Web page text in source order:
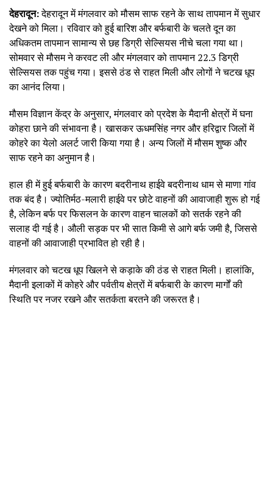
देहरादून:देहरादून में मंगलवार को मौसम साफ रहने के साथ तापमान में सुधार
देखने को मिला। रविवार को हुई बारिश और बर्फबारी के चलते दून का
अधिकतम तापमान सामान्य से छह डिग्री सेल्सियस नीचे चला गया था।
सोमवार से मौसम ने करवट ली और मंगलवार को तापमान 22.3 डिग्री
सेल्सियस तक पहुंच गया। इससे ठंड से राहत मिली और लोगों ने चटख धूप
का आनंद लिया।
मौसम विज्ञान केंद्र के अनुसार, मंगलवार को प्रदेश के मैदानी क्षेत्रों में घना
कोहरा छाने की संभावना है। खासकर ऊधमसिंह नगर और हरिद्वार जिलों में
कोहरे का येलो अलर्ट जारी किया गया है। अन्य जिलों में मौसम शुष्क और
साफ रहने का अनुमान है।
हाल ही में हुई बर्फबारी के कारण बदरीनाथ हाईवे बदरीनाथ धाम से माणा गांव
तक बंद है। ज्योतिर्मठ-मलारी हाईवे पर छोटे वाहनों की आवाजाही शुरू हो गई
है, लेकिन बर्फ पर फिसलन के कारण वाहन चालकों को सतर्क रहने की
सलाह दी गई है। औली सड़क पर भी सात किमी से आगे बर्फ जमी है, जिससे
वाहनों की आवाजाही प्रभावित हो रही है।
मंगलवार को चटख धूप खिलने से कड़ाके की ठंड से राहत मिली। हालांकि,
मैदानी इलाकों में कोहरे और पर्वतीय क्षेत्रों में बर्फबारी के कारण मार्गों की
स्थिति पर नजर रखने और सतर्कता बरतने की जरूरत है।